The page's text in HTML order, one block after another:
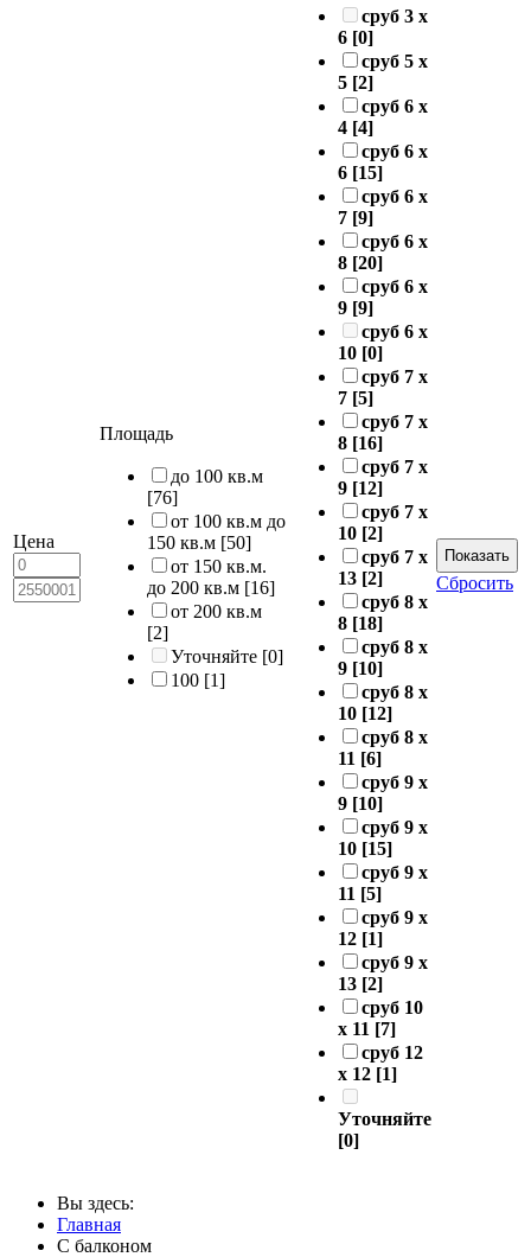
Цена
Площадь
до 100 кв.м
[76]
от 100 кв.м до
150 кв.м [50]
от 150 кв.м.
до 200 кв.м [16]
от 200 кв.м
[2]
Уточняйте [0]
100 [1]
сруб 3 х
6 [0]
сруб 5 х
5 [2]
сруб 6 х
4 [4]
сруб 6 х
6 [15]
сруб 6 х
7 [9]
сруб 6 х
8 [20]
сруб 6 х
9 [9]
сруб 6 х
10 [0]
сруб 7 х
7 [5]
сруб 7 х
8 [16]
сруб 7 х
9 [12]
сруб 7 х
10 [2]
сруб 7 х
13 [2]
сруб 8 х
8 [18]
сруб 8 х
9 [10]
сруб 8 х
10 [12]
сруб 8 х
11 [6]
сруб 9 х
9 [10]
сруб 9 х
10 [15]
сруб 9 х
11 [5]
сруб 9 х
12 [1]
сруб 9 х
13 [2]
сруб 10
х 11 [7]
сруб 12
х 12 [1]
Уточняйте
[0]
Сбросить
Вы здесь:
Главная
С балконом